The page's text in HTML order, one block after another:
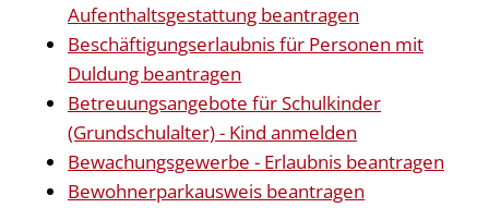
Aufenthaltsgestattung beantragen
Beschäftigungserlaubnis für Personen mit
Duldung beantragen
Betreuungsangebote für Schulkinder
(Grundschulalter) - Kind anmelden
Bewachungsgewerbe - Erlaubnis beantragen
Bewohnerparkausweis beantragen